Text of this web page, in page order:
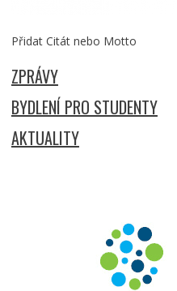
Přidat Citát nebo Motto
ZPRÁVY
BYDLENÍ PRO STUDENTY
AKTUALITY